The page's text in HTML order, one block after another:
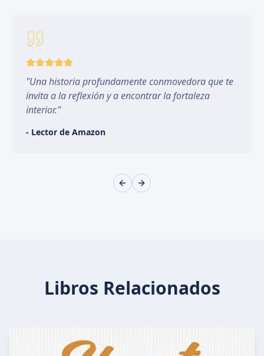
"Una historia profundamente conmovedora que te
invita a la reflexión y a encontrar la fortaleza
interior."
- Lector de Amazon
Previous slide
Next slide
Libros Relacionados